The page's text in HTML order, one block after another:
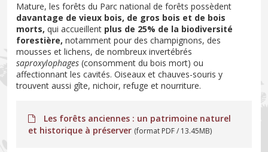
Mature, les forêts du Parc national de forêts possèdent
davantage de vieux bois, de gros bois et de bois
morts, qui accueillent plus de 25% de la biodiversité
forestière, notamment pour des champignons, des
mousses et lichens, de nombreux invertébrés
saproxylophages (consomment du bois mort) ou
affectionnant les cavités. Oiseaux et chauves-souris y
trouvent aussi gîte, nichoir, refuge et nourriture.
Les forêts anciennes : un patrimoine naturel
et historique à préserver (format PDF / 13.45MB)